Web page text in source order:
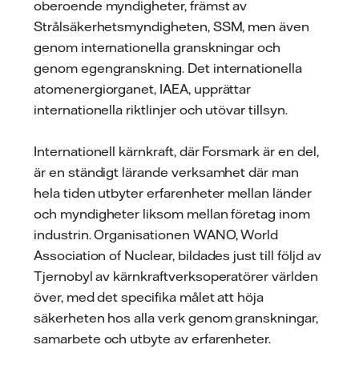
oberoende myndigheter, främst av
Strålsäkerhetsmyndigheten, SSM, men även
genom internationella granskningar och
genom egengranskning. Det internationella
atomenergiorganet, IAEA, upprättar
internationella riktlinjer och utövar tillsyn.
Internationell kärnkraft, där Forsmark är en del,
är en ständigt lärande verksamhet där man
hela tiden utbyter erfarenheter mellan länder
och myndigheter liksom mellan företag inom
industrin. Organisationen WANO, World
Association of Nuclear, bildades just till följd av
Tjernobyl av kärnkraftverksoperatörer världen
över, med det specifika målet att höja
säkerheten hos alla verk genom granskningar,
samarbete och utbyte av erfarenheter.